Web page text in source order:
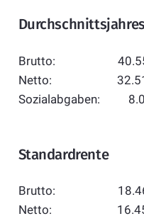
Brutto: 40.551
Netto: 32.512
Sozialabgaben:
Standardrente
Brutto: 18.462
Netto: 16.459